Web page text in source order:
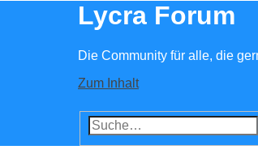
Lycra Forum
Die Community für alle, die
Zum Inhalt